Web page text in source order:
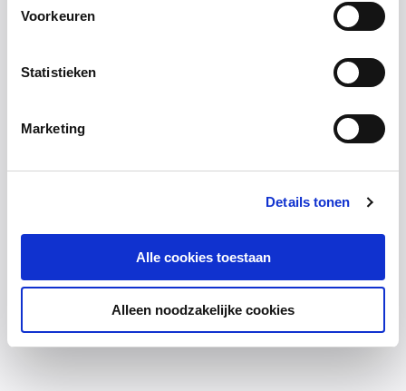
Voorkeuren
Statistieken
Marketing
Details tonen
Alle cookies toestaan
Alleen noodzakelijke cookies